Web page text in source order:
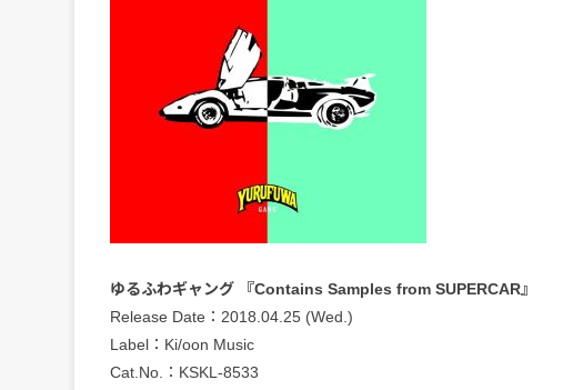
ゆるふわギャング 『Contains Samples from SUPERCAR』
Release Date：2018.04.25 (Wed.)
Label：Ki/oon Music
Cat.No.：KSKL-8533